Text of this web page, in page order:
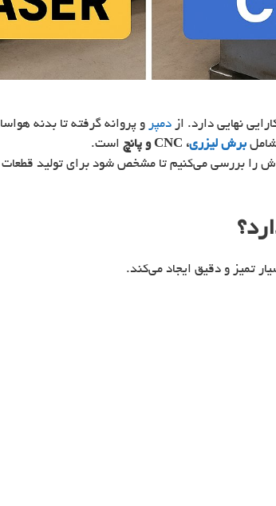
نهایی دارد. از دمپر و پروانه گرفته تا بدنه
برش لیزری، CNC و پانچ
است.
را بررسی می‌کنیم تا مشخص شود برای تولید
تمیز و دقیق ایجاد می‌کند.